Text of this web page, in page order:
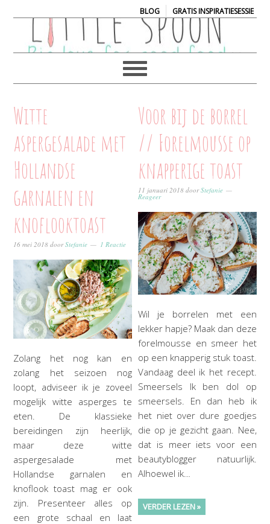
BLOG| GRATIS INSPIRATIESESSIE
Witte
aspergesalade met
Hollandse
garnalen en
knoflooktoast
16 mei 2018 doorStefanie 1 Reactie
Zolang het nog kan en
zolang het seizoen nog
loopt, adviseer ik je zoveel
mogelijk witte asperges te
eten. De klassieke
bereidingen zijn heerlijk,
maar deze witte
aspergesalade met
Hollandse garnalen en
knoflook toast mag er ook
zijn. Presenteer alles op
een grote schaal en laat
Voor bij de borrel
// Forelmousse op
knapperige toast
11 januari 2018 doorStefanie
Reageer
Wil je borrelen met een
lekker hapje? Maak dan deze
forelmousse en smeer het
op een knapperig stuk toast.
Vandaag deel ik het recept.
Smeersels Ik ben dol op
smeersels. En dan heb ik
het niet over dure goedjes
die op je gezicht gaan. Nee,
dat is meer iets voor een
beautyblogger natuurlijk.
Alhoewel ik…
VERDER LEZEN »